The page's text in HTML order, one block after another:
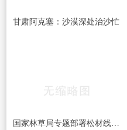
甘肃阿克塞：沙漠深处治沙忙
国家林草局专题部署松材线虫病等疫情防控工作